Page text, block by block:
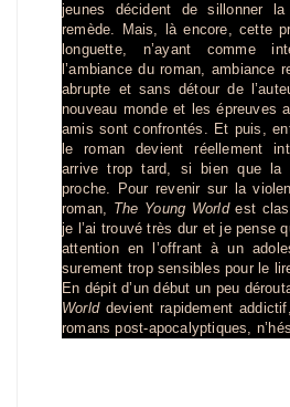
jeunes décident de sillonner
remède. Mais, là encore, cette
longuette, n’ayant comme
l’ambiance du roman, ambiance
abrupte et sans détour de
nouveau monde et les épreuves
amis sont confrontés. Et puis,
le roman devient réellement
arrive trop tard, si bien que
proche. Pour revenir sur la
roman, The Young Worldest
je l’ai trouvé très dur et je pense
attention en l’offrant à un
surement trop sensibles pour le
En dépit d’un début un peu
Worlddevient rapidement
romans post-apocalyptiques,